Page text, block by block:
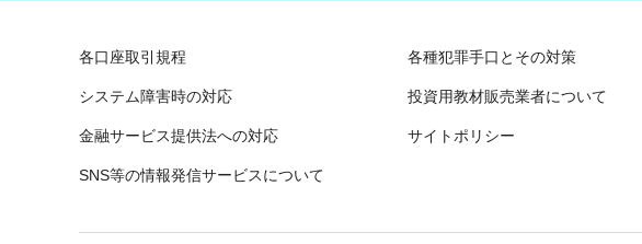
各口座取引規程 各種犯罪手口とその対策
システム障害時の対応 投資用教材販売業者について
金融サービス提供法への対応 サイトポリシー
SNS等の情報発信サービスについて